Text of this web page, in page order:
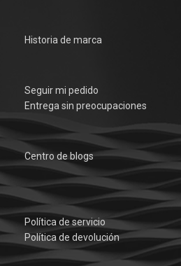
Historia de marca
Seguir mi pedido
Entrega sin preocupaciones
Centro de blogs
Política de servicio
Política de devolución